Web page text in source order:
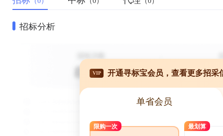
招标分析
VIP 开通寻标宝会员，查看更多招采
单省会员
限购一次 最划算